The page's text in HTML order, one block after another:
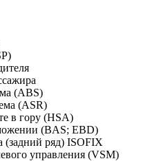
(ABS)
(ASR)
в гору (HSA)
(BAS; EBD)
(задний ряд) ISOFIX
управления (VSM)